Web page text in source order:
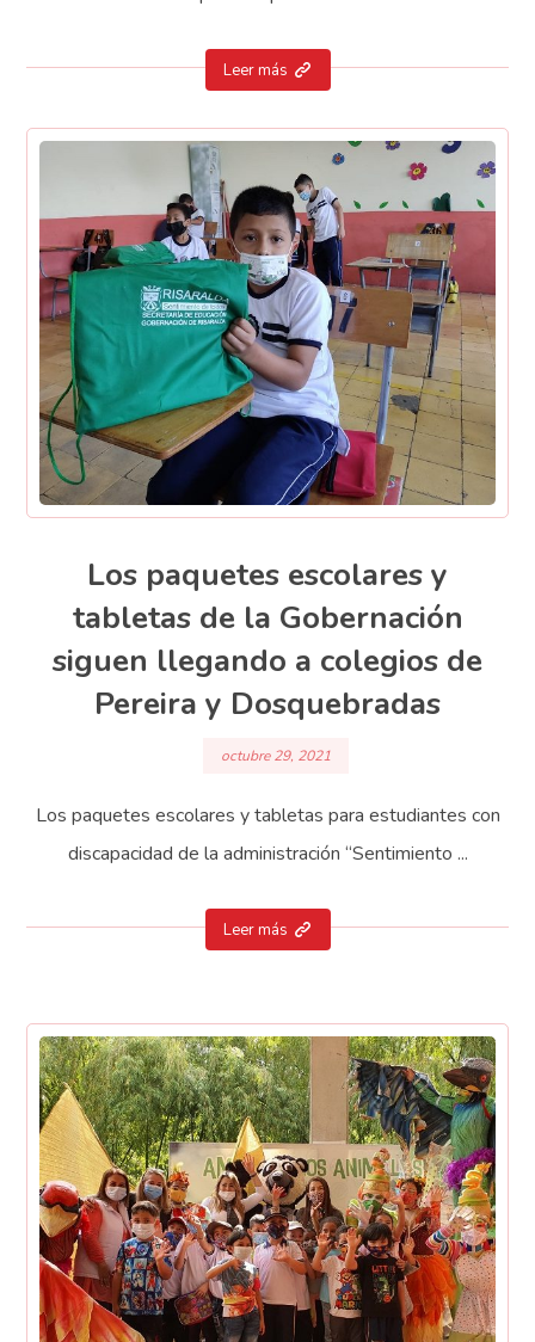
Leer más
Los paquetes escolares y
tabletas de la Gobernación
siguen llegando a colegios de
Pereira y Dosquebradas
octubre 29, 2021
Los paquetes escolares y tabletas para estudiantes con
discapacidad de la administración “Sentimiento ...
Leer más